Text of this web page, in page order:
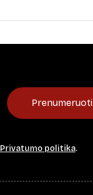
Prenumeruoti
Privatumo politika.